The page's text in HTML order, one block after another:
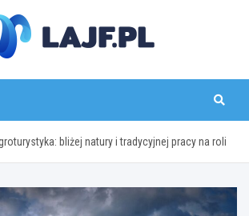
bliżej natury i tradycyjnej pracy na roli